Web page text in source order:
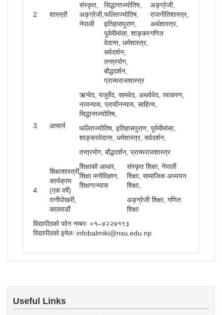
2 शास्त्री
संस्कृत,
अङ्ग्रेजी,
नेपाली
सिद्धान्तज्योतिष,
फलितज्योतिष,
इतिहासपुराण,
पूर्वमीमांसा, शाङ्कर
वेदान्त, धर्मशास्त्र,
सर्वदर्शन,
तन्त्रयोग,
बौद्धदर्शन,
प्राच्यराजशास्त्र
अङ्ग्रेजी,
राजनीतिशास्त्र,
अर्थशास्त्र,
गणित
3 आचार्य
ऋग्वेद, यजुर्वेद, सामवेद, अथर्ववेद, व्याकरण,
नव्यन्याय, प्राचीनन्याय, साहित्य,
सिद्धान्तज्योतिष,
फलितज्योतिष, इतिहासपुराण, पूर्वमीमांसा,
शाङ्करवेदान्त, धर्मशास्त्र, सर्वदर्शन,
तन्त्रयोग, बौद्धदर्शन, प्राच्यराजशास्त्र
4
शिक्षाशास्त्री
कार्यक्रम
(एक वर्षे)
रानीपोखरी,
काठमाडौं
शिक्षाको आधार,
शिक्षा मनोविज्ञान,
शिक्षणाभ्यास
संस्कृत शिक्षा, नेपाली
शिक्षा, सामाजिक अध्ययन
शिक्षा,
अङ्ग्रेजी शिक्षा, गणित
शिक्षा
विद्यापीठको फोन नम्बरः ०१–४२२७१९३
विद्यापीठको इमेलः infobalmiki@nsu.edu.np
Useful Links